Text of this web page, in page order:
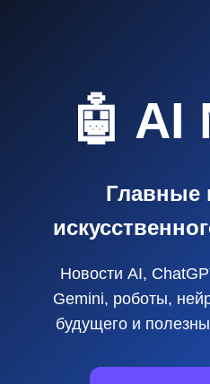
🤖 AI
Главные
Новости AI,
Gemini, роботы,
будущего и